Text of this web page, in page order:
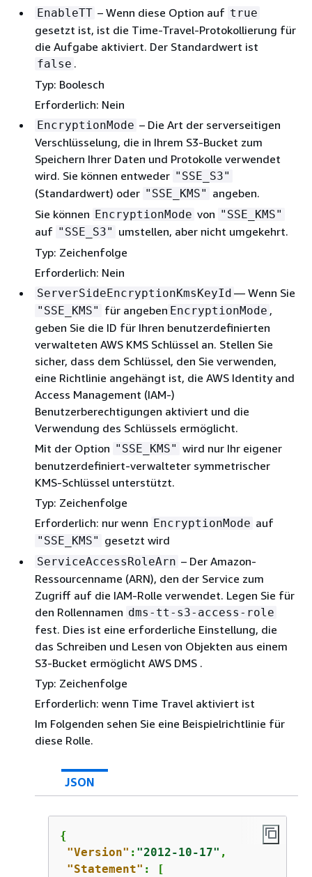
EnableTT – Wenn diese Option auf true
gesetzt ist, ist die Time-Travel-Protokollierung für
die Aufgabe aktiviert. Der Standardwert ist
false .
Typ: Boolesch
Erforderlich: Nein
EncryptionMode – Die Art der serverseitigen
Verschlüsselung, die in Ihrem S3-Bucket zum
Speichern Ihrer Daten und Protokolle verwendet
wird. Sie können entweder "SSE_S3"
(Standardwert) oder "SSE_KMS" angeben.
Sie können EncryptionMode von "SSE_KMS"
auf "SSE_S3" umstellen, aber nicht umgekehrt.
Typ: Zeichenfolge
Erforderlich: Nein
ServerSideEncryptionKmsKeyId — Wenn Sie
"SSE_KMS" für angeben EncryptionMode ,
geben Sie die ID für Ihren benutzerdefinierten
verwalteten AWS KMS Schlüssel an. Stellen Sie
sicher, dass dem Schlüssel, den Sie verwenden,
eine Richtlinie angehängt ist, die AWS Identity and
Access Management (IAM-)
Benutzerberechtigungen aktiviert und die
Verwendung des Schlüssels ermöglicht.
Mit der Option "SSE_KMS" wird nur Ihr eigener
benutzerdefiniert-verwalteter symmetrischer
KMS-Schlüssel unterstützt.
Typ: Zeichenfolge
Erforderlich: nur wenn EncryptionMode auf
"SSE_KMS" gesetzt wird
ServiceAccessRoleArn – Der Amazon-
Ressourcenname (ARN), den der Service zum
Zugriff auf die IAM-Rolle verwendet. Legen Sie für
den Rollennamen dms-tt-s3-access-role
fest. Dies ist eine erforderliche Einstellung, die
das Schreiben und Lesen von Objekten aus einem
S3-Bucket ermöglicht AWS DMS .
Typ: Zeichenfolge
Erforderlich: wenn Time Travel aktiviert ist
Im Folgenden sehen Sie eine Beispielrichtlinie für
diese Rolle.
JSON
{
"Version" : "2012-10-17" ,
"Statement" : [